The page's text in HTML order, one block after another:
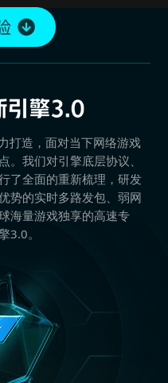
打造，面对当下网络游戏
。我们对引擎底层协议、
了全面的重新梳理，研发
势的实时多路发包、弱网
海量游戏独享的高速专
3.0。